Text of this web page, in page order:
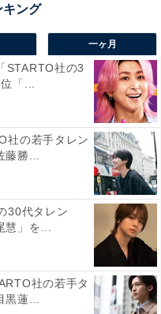
ットです。地元漁港で
えるほか、自分で選ん
」などユニークな食体
に包まれながら、茨城
る、食の宝庫です。
きな物を好きなだけ乗
います。新鮮な海鮮を
そうそうないので、幸
）、「常陸沖で獲れた
れ、新鮮で身も厚いの
）、「海鮮グルメに特
された新鮮な魚介類を
陸部では味わえない沿
一ヶ月
STARTO社の3
「...
社の若手タレン
勝...
30代タレン
」を...
社の若手タ
蓮...